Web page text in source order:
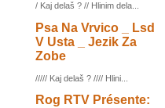
/ Kaj delaš ? // Hlinim dela...
Psa Na Vrvico _ Lsd
V Usta _ Jezik Za
Zobe
///// Kaj delaš ? //// Hlini...
Rog RTV Présente: